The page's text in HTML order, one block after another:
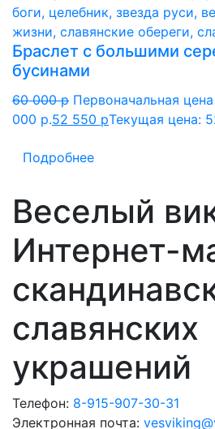
Браслет с большими
бусинами
60 000p Первоначальная
000 p.52 550 pТекущая цена:
Подробнее
Веселый
Интернет-
славянских
украшений
Телефон: 8-915-907-30-31
Электронная почта: